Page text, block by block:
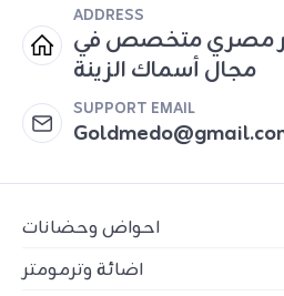
ADDRESS
مصري متخصص في
مجال أسماك الزينة
SUPPORT EMAIL
احواض وحضانات
اضائة وترمومتر